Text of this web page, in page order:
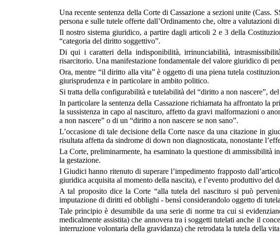
Una recente sentenza della Corte di Cassazione a sezioni unite
persona e sulle tutele offerte dall’Ordinamento che, oltre a
Il nostro sistema giuridico, a partire dagli articoli 2 e 3 della
“categoria del diritto soggettivo”.
Di qui i caratteri della indisponibilità, irrinunciabilità,
risarcitorio. Una manifestazione fondamentale del valore giuridico di
Ora, mentre “il diritto alla vita” è oggetto di una piena tutela
giurisprudenza e in particolare in ambito politico.
Si tratta della configurabilità e tutelabilità del “diritto a non nascere”,
In particolare la sentenza della Cassazione richiamata ha affrontato la
la sussistenza in capo al nascituro, affetto da gravi malformazioni o
a non nascere” o di un “diritto a non nascere se non sano”.
L’occasione di tale decisione della Corte nasce da una citazione in
risultata affetta da sindrome di down non diagnosticata, nonostante
La Corte, preliminarmente, ha esaminato la questione di ammissibilità
la gestazione.
I Giudici hanno ritenuto di superare l’impedimento frapposto
giuridica acquisita al momento della nascita), e l’evento produttivo del
A tal proposito dice la Corte “alla tutela del nascituro si può
imputazione di diritti ed obblighi - bensì considerandolo oggetto di
Tale principio è desumibile da una serie di norme tra cui si
medicalmente assistita) che annovera tra i soggetti tutelati anche il
interruzione volontaria della gravidanza) che retrodata la tutela della